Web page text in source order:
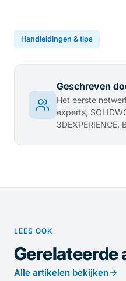
Handleidingen & tips
Geschreven
Het eerste
experts,
LEES OOK
Gerelateerde
Alle artikelen bekijken